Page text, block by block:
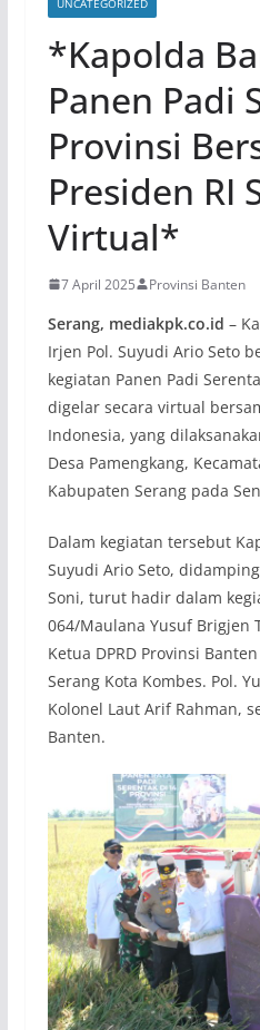
UNCATEGORIZED
*Kapolda
Panen Padi
Provinsi
Presiden RI
Virtual*
7 April 2025 Provinsi Banten
Serang, mediakpk.co.id –
Irjen Pol. Suyudi Ario Seto
kegiatan Panen Padi
digelar secara virtual
Indonesia, yang
Desa Pamengkang,
Kabupaten Serang pada
Dalam kegiatan tersebut
Suyudi Ario Seto,
Soni, turut hadir dalam
064/Maulana Yusuf Brigjen
Ketua DPRD Provinsi
Serang Kota Kombes. Pol.
Kolonel Laut Arif Rahman,
Banten.